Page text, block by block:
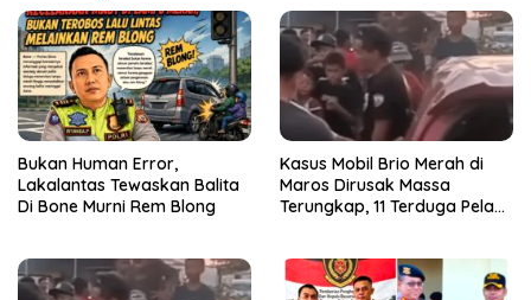
Bukan Human Error,
Lakalantas Tewaskan Balita
Di Bone Murni Rem Blong
Kasus Mobil Brio Merah di
Maros Dirusak Massa
Terungkap, 11 Terduga Pelaku